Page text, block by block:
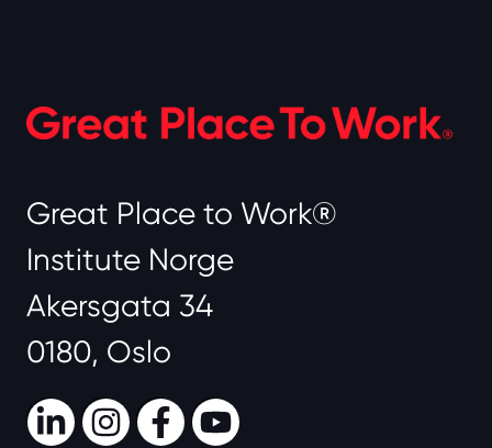
Great Place to Work®
Institute Norge
Akersgata 34
0180, Oslo